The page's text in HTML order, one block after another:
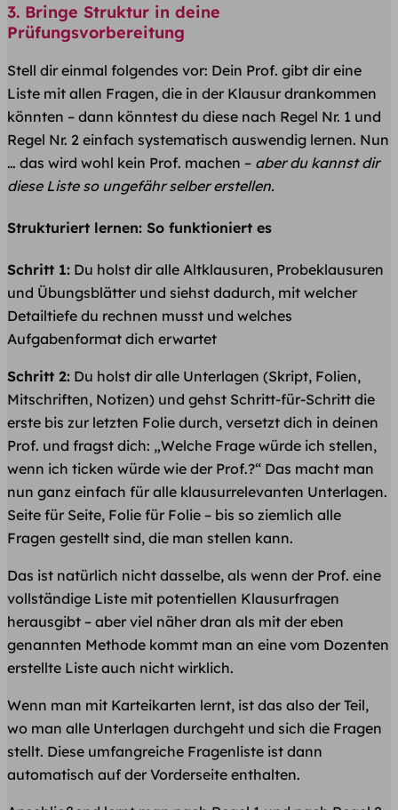
3. Bringe Struktur in deine
Prüfungsvorbereitung
Stell dir einmal folgendes vor: Dein Prof. gibt dir eine
Liste mit allen Fragen, die in der Klausur drankommen
könnten – dann könntest du diese nach Regel Nr. 1 und
Regel Nr. 2 einfach systematisch auswendig lernen. Nun
… das wird wohl kein Prof. machen – aber du kannst dir
diese Liste so ungefähr selber erstellen.
Strukturiert lernen: So funktioniert es
Schritt 1: Du holst dir alle Altklausuren, Probeklausuren
und Übungsblätter und siehst dadurch, mit welcher
Detailtiefe du rechnen musst und welches
Aufgabenformat dich erwartet
Schritt 2: Du holst dir alle Unterlagen (Skript, Folien,
Mitschriften, Notizen) und gehst Schritt-für-Schritt die
erste bis zur letzten Folie durch, versetzt dich in deinen
Prof. und fragst dich: „Welche Frage würde ich stellen,
wenn ich ticken würde wie der Prof.?“ Das macht man
nun ganz einfach für alle klausurrelevanten Unterlagen.
Seite für Seite, Folie für Folie – bis so ziemlich alle
Fragen gestellt sind, die man stellen kann.
Das ist natürlich nicht dasselbe, als wenn der Prof. eine
vollständige Liste mit potentiellen Klausurfragen
herausgibt – aber viel näher dran als mit der eben
genannten Methode kommt man an eine vom Dozenten
erstellte Liste auch nicht wirklich.
Wenn man mit Karteikarten lernt, ist das also der Teil,
wo man alle Unterlagen durchgeht und sich die Fragen
stellt. Diese umfangreiche Fragenliste ist dann
automatisch auf der Vorderseite enthalten.